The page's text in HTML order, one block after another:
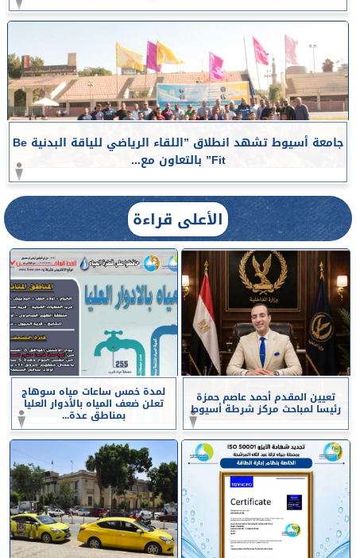
جامعة أسيوط تشهد انطلاق ”اللقاء الرياضي للياقة البدنية Be
Fit” بالتعاون مع...
الأعلى قراءة
تعيين المقدم أحمد عاصم حمزة
رئيسا لمباحث مركز شرطة أسيوط
لمدة خمس ساعات مياه سوهاج
تعلن ضعف المياه بالأدوار العليا
بمناطق عدة...